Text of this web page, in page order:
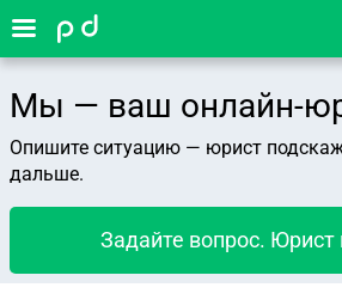
Мы — ваш онлайн-
Опишите ситуацию — юрист
дальше.
Задайте вопрос.